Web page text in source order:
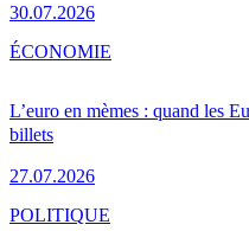
30.07.2026
L’euro en mèmes : quand les
billets
27.07.2026
ÉCONOMIE
POLITIQUE